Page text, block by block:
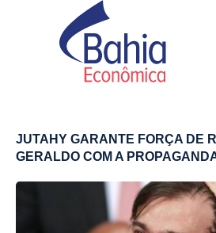
JUTAHY GARANTE FORÇA DE
GERALDO COM A